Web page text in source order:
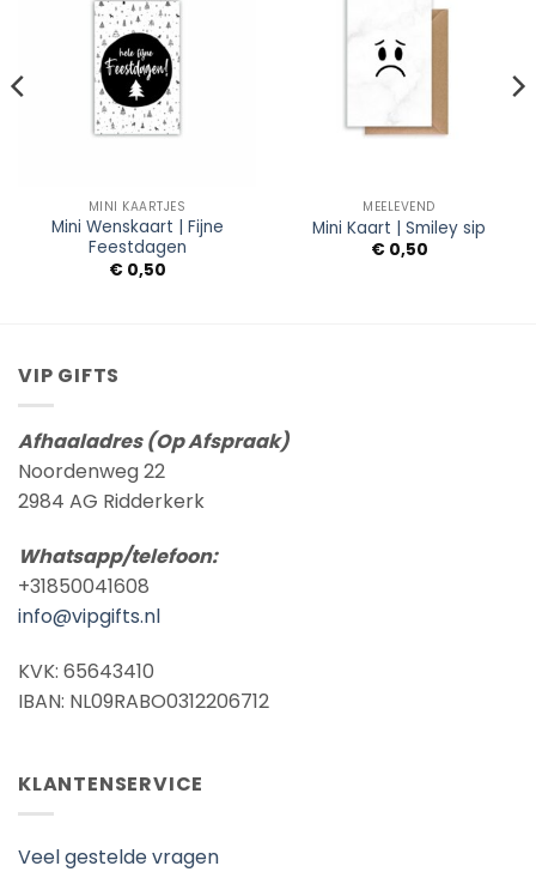
MINI KAARTJES
Mini Wenskaart | Fijne
Feestdagen
€0,50
MEELEVEND
Mini Kaart | Smiley sip
€0,50
VIP GIFTS
Afhaaladres (Op Afspraak)
Noordenweg 22
2984 AG Ridderkerk
Whatsapp/telefoon:
+31850041608
info@vipgifts.nl
KVK: 65643410
IBAN: NL09RABO0312206712
KLANTENSERVICE
Veel gestelde vragen